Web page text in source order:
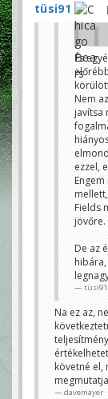
tüsi91
És
Nem
javítsa
ezzel,
Fields
jövőre.
De az
tüsi91
Na ez az,
követné el,
davemayer